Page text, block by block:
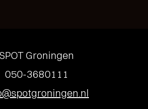
SPOT Groningen
050-3680111